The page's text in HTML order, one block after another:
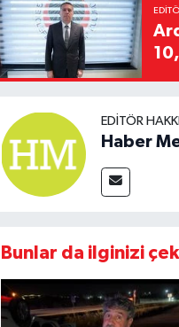
EDITÖR
Haber
Bunlar da ilginizi